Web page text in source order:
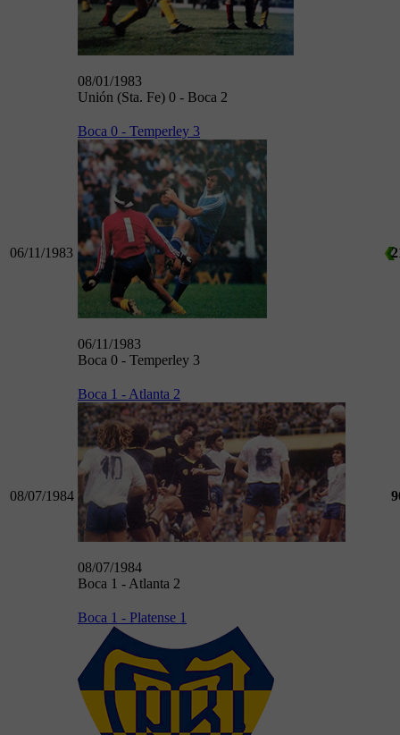
08/01/1983
Unión (Sta. Fe) 0 - Boca 2
06/11/1983
Boca 0 - Temperley 3
06/11/1983
Boca 0 - Temperley 3
08/07/1984
Boca 1 - Atlanta 2
08/07/1984
Boca 1 - Atlanta 2
Boca 1 - Platense 1